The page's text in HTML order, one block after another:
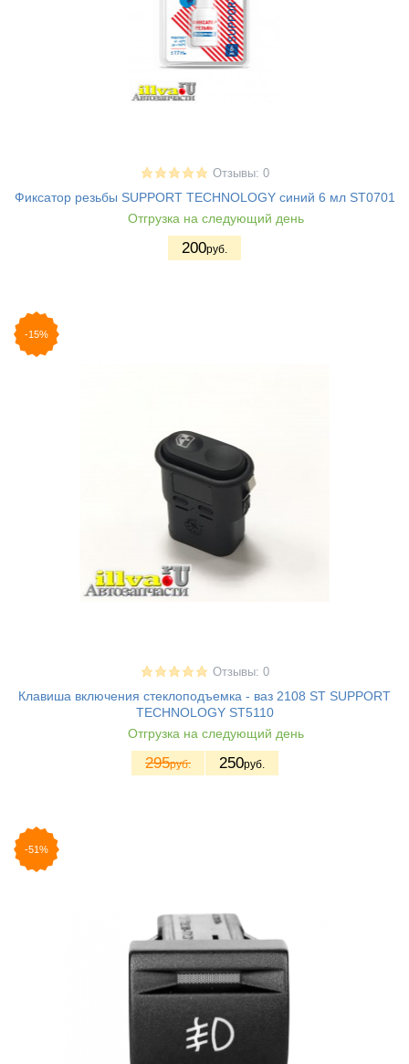
Отзывы: 0
Фиксатор резьбы SUPPORT TECHNOLOGY синий 6 мл ST0701
Отгрузка на следующий день
200руб.
-15%
Отзывы: 0
Клавиша включения стеклоподъемка - ваз 2108 ST SUPPORT
TECHNOLOGY ST5110
Отгрузка на следующий день
295руб. 250руб.
-51%